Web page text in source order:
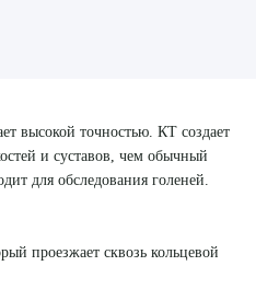
высокой точностью. КТ создает
и суставов, чем обычный
для обследования голеней.
проезжает сквозь кольцевой